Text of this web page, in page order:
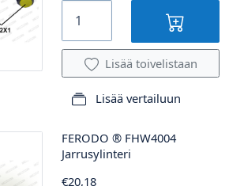
Lisää toivelistaan
Lisää vertailuun
FERODO ® FHW4004
Jarrusylinteri
€20,18